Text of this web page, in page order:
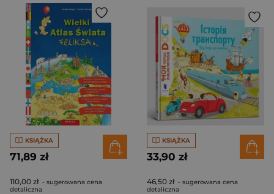
KSIĄŻKA
71,89 zł
110,00 zł - sugerowana cena
detaliczna
KSIĄŻKA
33,90 zł
46,50 zł - sugerowana cena
detaliczna